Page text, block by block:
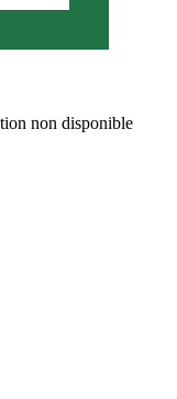
non disponible